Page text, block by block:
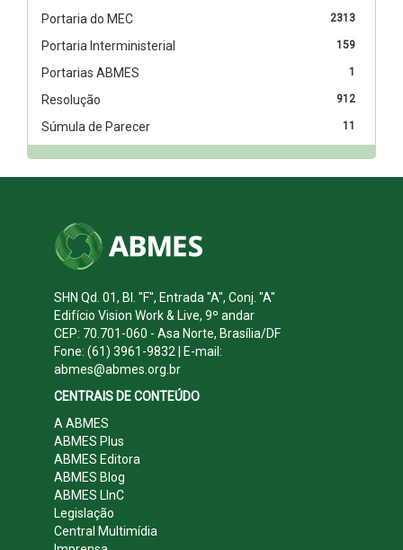
2313
Portaria do MEC
159
Portaria Interministerial
1
Portarias ABMES
912
Resolução
11
Súmula de Parecer
SHN Qd. 01, Bl. "F", Entrada "A", Conj. "A"
Edifício Vision Work & Live, 9º andar
CEP: 70.701-060 - Asa Norte, Brasília/DF
Fone: (61) 3961-9832 | E-mail:
abmes@abmes.org.br
CENTRAIS DE CONTEÚDO
A ABMES
ABMES Plus
ABMES Editora
ABMES Blog
ABMES LInC
Legislação
Central Multimídia